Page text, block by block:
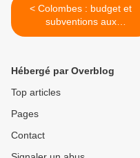
< Colombes : budget et
subventions aux
associations mettent le feu
Hébergé par Overblog
Top articles
Pages
Contact